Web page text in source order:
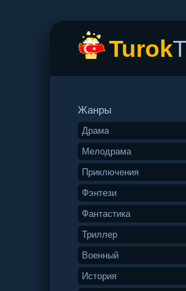
Turok
Жанры
Драма
Мелодрама
Приключения
Фэнтези
Фантастика
Триллер
Военный
История